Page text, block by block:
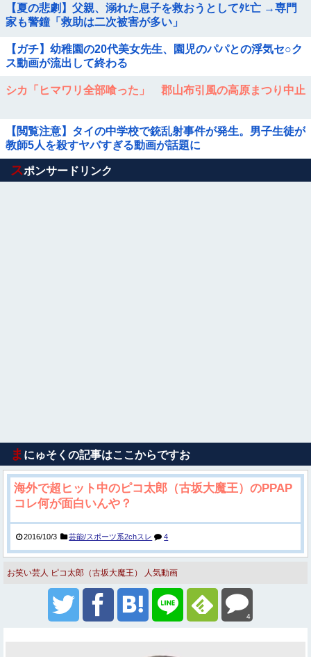
【夏の悲劇】父親、溺れた息子を救おうとしてﾀﾋ亡 →専門
家も警鐘「救助は二次被害が多い」
【ガチ】幼稚園の20代美女先生、園児のパパとの浮気セ○ク
ス動画が流出して終わる
シカ「ヒマワリ全部喰った」 郡山布引風の高原まつり中止
【閲覧注意】タイの中学校で銃乱射事件が発生。男子生徒が
教師5人を殺すヤバすぎる動画が話題に
Powered by livedoor 相互RSS
スポンサードリンク
ま にゅそくの記事はここからですお
海外で超ヒット中のピコ太郎（古坂大魔王）のPPAP
コレ何が面白いんや？
2016/10/3 芸能/スポーツ系2chスレ 4
お笑い芸人 ピコ太郎（古坂大魔王） 人気動画
4